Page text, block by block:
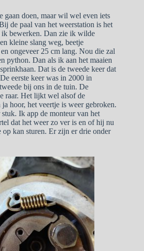
gaan doen, maar wil wel even iets
de paal van het weerstation is het
ik bewerken. Dan zie ik wilde
kleine slang weg, beetje
ongeveer 25 cm lang. Nou die zal
python. Dan als ik aan het maaien
Dat is de tweede keer dat
eerste keer was in 2000 in
bij ons in de tuin. De
raar. Het lijkt wel alsof de
hoor, het veertje is weer gebroken.
Ik app de monteur van het
dat het weer zo ver is en of hij nu
op kan sturen. Er zijn er drie onder